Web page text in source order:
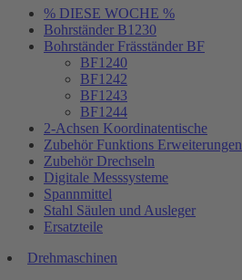
% DIESE WOCHE %
Bohrständer B1230
Bohrständer Fräsständer BF
BF1240
BF1242
BF1243
BF1244
2-Achsen Koordinatentische
Zubehör Funktions Erweiterungen
Zubehör Drechseln
Digitale Messsysteme
Spannmittel
Stahl Säulen und Ausleger
Ersatzteile
Drehmaschinen